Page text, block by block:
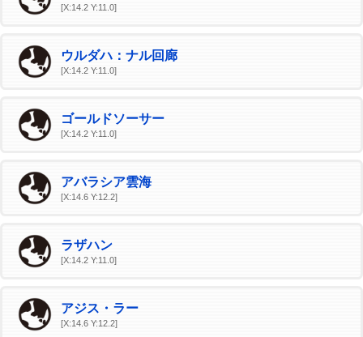
[X:14.2 Y:11.0]
ウルダハ：ナル回廊
[X:14.2 Y:11.0]
ゴールドソーサー
[X:14.2 Y:11.0]
アバラシア雲海
[X:14.6 Y:12.2]
ラザハン
[X:14.2 Y:11.0]
アジス・ラー
[X:14.6 Y:12.2]